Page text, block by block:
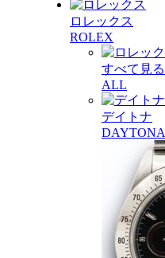
ロレックス
ROLEX
すべて見る
ALL
デイトナ
DAYTONA